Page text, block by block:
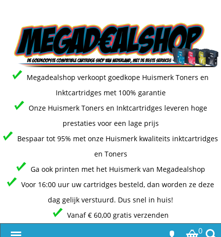
Megadealshop verkoopt goedkope Huismerk Toners en
Inktcartridges met 100% garantie
Onze Huismerk Toners en Inktcartridges leveren hoge
prestaties voor een lage prijs
Bespaar tot 95% met onze Huismerk kwaliteits inktcartridges
en Toners
Ga ook printen met het Huismerk van Megadealshop
Voor 16:00 uur uw cartridges besteld, dan worden ze deze
dag gelijk verstuurd. Dus snel in huis!
Vanaf € 60,00 gratis verzenden
0